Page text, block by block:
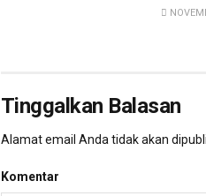
Tinggalkan Balasan
Alamat email Anda tidak akan
Komentar